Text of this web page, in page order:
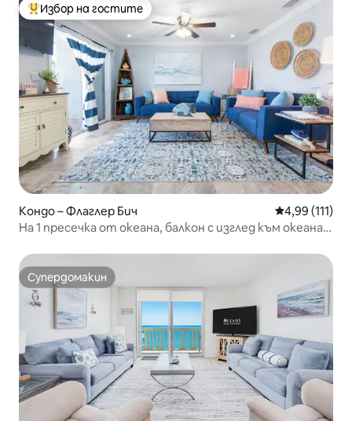
Най-популярен избор на гостите
Избор на гостите
Кондо – Флаглер Бич Средна
4,99 (111)
На 1 пресечка от океана, балкон с изглед към океана,
Супердомакин
Супердомакин